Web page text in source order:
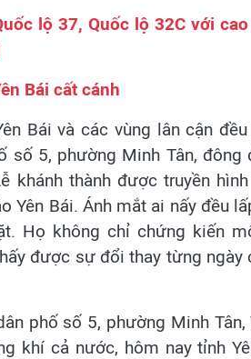
lộ 37, Quốc lộ 32C với
Bái cất cánh
Bái và các vùng lân cận
số 5, phường Minh Tân, đông
khánh thành được truyền
Yên Bái. Ánh mắt ai nấy đều
Họ không chỉ chứng kiến
được sự đổi thay từng ngày
phố số 5, phường Minh Tân,
khí cả nước, hôm nay tỉnh